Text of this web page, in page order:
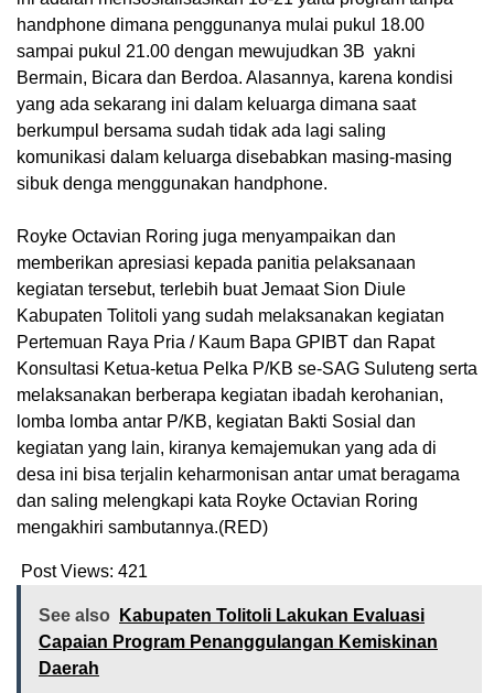
handphone dimana penggunanya mulai pukul 18.00
sampai pukul 21.00 dengan mewujudkan 3B yakni
Bermain, Bicara dan Berdoa. Alasannya, karena kondisi
yang ada sekarang ini dalam keluarga dimana saat
berkumpul bersama sudah tidak ada lagi saling
komunikasi dalam keluarga disebabkan masing-masing
sibuk denga menggunakan handphone.
Royke Octavian Roring juga menyampaikan dan
memberikan apresiasi kepada panitia pelaksanaan
kegiatan tersebut, terlebih buat Jemaat Sion Diule
Kabupaten Tolitoli yang sudah melaksanakan kegiatan
Pertemuan Raya Pria / Kaum Bapa GPIBT dan Rapat
Konsultasi Ketua-ketua Pelka P/KB se-SAG Suluteng serta
melaksanakan berberapa kegiatan ibadah kerohanian,
lomba lomba antar P/KB, kegiatan Bakti Sosial dan
kegiatan yang lain, kiranya kemajemukan yang ada di
desa ini bisa terjalin keharmonisan antar umat beragama
dan saling melengkapi kata Royke Octavian Roring
mengakhiri sambutannya.(RED)
Post Views: 421
See also
Kabupaten Tolitoli Lakukan Evaluasi
Capaian Program Penanggulangan Kemiskinan
Daerah